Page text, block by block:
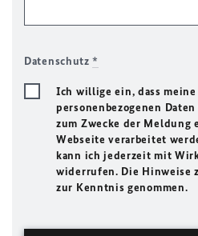
Datenschutz*
Ich willige ein, dass
personenbezogenen
zum Zwecke der Meldung
Webseite verarbeitet
kann ich jederzeit mit
widerrufen. Die Hinweise
zur Kenntnis genommen.